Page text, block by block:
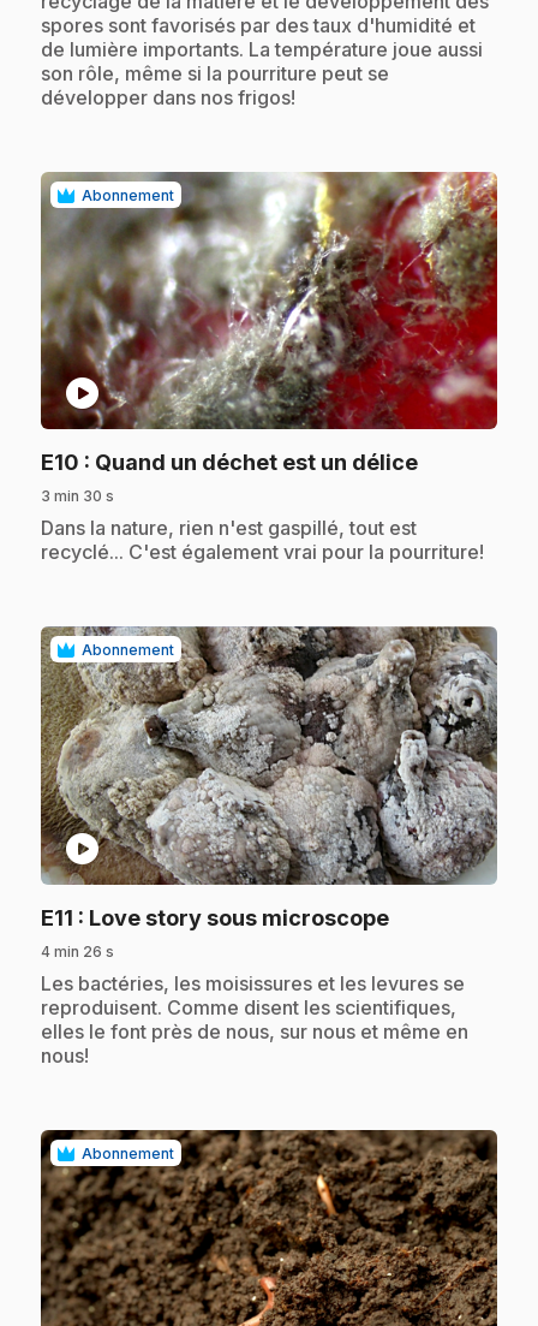
spores sont favorisés par des taux d'humidité et
de lumière importants. La température joue aussi
son rôle, même si la pourriture peut se
développer dans nos frigos!
Abonnement
play_circle
E10 : Quand un déchet est un délice.
3 min 30 s
.Dans la nature, rien n'est gaspillé, tout est
recyclé... C'est également vrai pour la pourriture!
Abonnement
play_circle
E11 : Love story sous microscope.
4 min 26 s
.Les bactéries, les moisissures et les levures se
reproduisent. Comme disent les scientifiques,
elles le font près de nous, sur nous et même en
nous!
Abonnement